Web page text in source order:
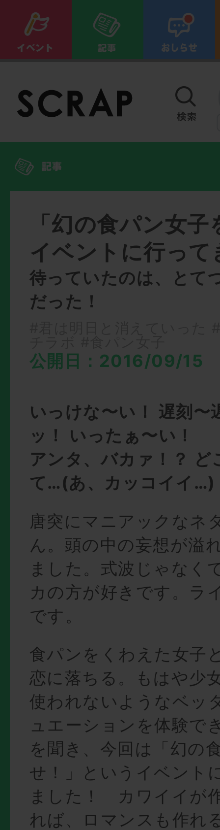
「幻の食パン女
イベントに行って
待っていたのは、とて
だった！
公開日：2016/09/15
いっけな〜い！ 遅刻〜
ッ！ いったぁ〜い！
アンタ、バカァ！？ ど
て…(あ、カッコイイ…)
唐突にマニアックなネ
ん。頭の中の妄想が溢
ました。式波じゃなく
カの方が好きです。ラ
です。
食パンをくわえた女子
恋に落ちる。もはや少
使われないようなベッ
ュエーションを体験で
を聞き、今回は「幻の
せ！」というイベント
ました！ カワイイが
れば、ロマンスも作れ